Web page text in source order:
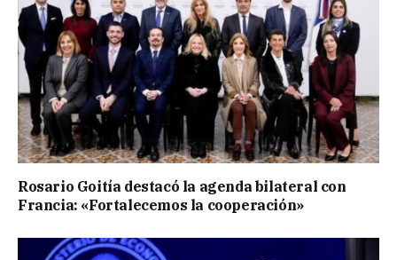
Rosario Goitía destacó la agenda bilateral con
Francia: «Fortalecemos la cooperación»